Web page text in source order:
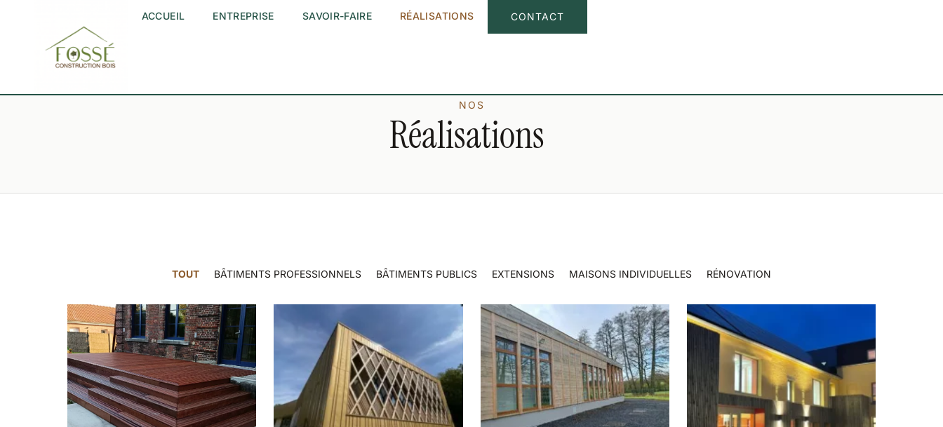
ACCUEIL ENTREPRISE SAVOIR-FAIRE RÉALISATIONS CONTACT
NOS
Réalisations
TOUT BÂTIMENTS PROFESSIONNELS BÂTIMENTS PUBLICS EXTENSIONS MAISONS INDIVIDUELLES RÉNOVATION